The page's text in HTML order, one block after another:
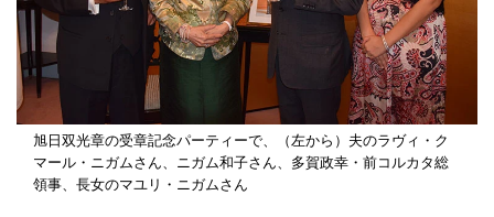
旭日双光章の受章記念パーティーで、（左から）夫のラヴィ・ク
マール・ニガムさん、ニガム和子さん、多賀政幸・前コルカタ総
領事、長女のマユリ・ニガムさん